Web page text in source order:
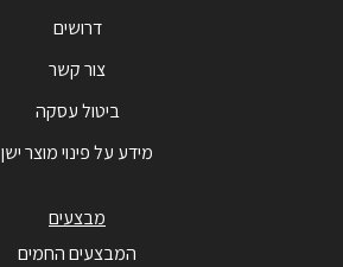
דרושים
צור קשר
ביטול עסקה
מידע על פינוי מוצר ישן
מבצעים
המבצעים החמים